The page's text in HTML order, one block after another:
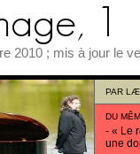
2010 ; mis à jour le
PAR
DU
- « Le
une